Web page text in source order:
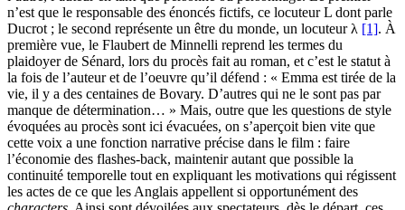
n’est que le responsable des énoncés fictifs, ce locuteur L dont parle
Ducrot ; le second représente un être du monde, un locuteur λ [1]. À
première vue, le Flaubert de Minnelli reprend les termes du
plaidoyer de Sénard, lors du procès fait au roman, et c’est le statut à
la fois de l’auteur et de l’oeuvre qu’il défend : « Emma est tirée de la
vie, il y a des centaines de Bovary. D’autres qui ne le sont pas par
manque de détermination… » Mais, outre que les questions de style
évoquées au procès sont ici évacuées, on s’aperçoit bien vite que
cette voix a une fonction narrative précise dans le film : faire
l’économie des flashes-back, maintenir autant que possible la
continuité temporelle tout en expliquant les motivations qui régissent
les actes de ce que les Anglais appellent si opportunément des